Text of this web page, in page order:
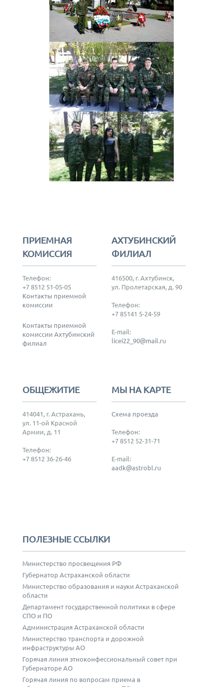
ПРИЕМНАЯ
КОМИССИЯ
Телефон:
+7 8512 51-05-05
Контакты приемной
комиссии
Контакты приемной
комиссии Ахтубинский
филиал
АХТУБИНСКИЙ
ФИЛИАЛ
416500, г. Ахтубинск,
ул. Пролетарская, д. 90
Телефон:
+7 85141 5-24-59
E-mail:
licei22_90@mail.ru
ОБЩЕЖИТИЕ
414041, г. Астрахань,
ул. 11-ой Красной
Армии, д. 11
Телефон:
+7 8512 36-26-46
МЫ НА КАРТЕ
Схема проезда
Телефон:
+7 8512 52-31-71
E-mail:
aadk@astrobl.ru
ПОЛЕЗНЫЕ ССЫЛКИ
Министерство просвещения РФ
Губернатор Астраханской области
Министерство образования и науки Астраханской
области
Департамент государственной политики в сфере
СПО и ПО
Администрация Астраханской области
Министерство транспорта и дорожной
инфраструктуры АО
Горячая линия этноконфессиональный совет при
Губернаторе АО
Горячая линия по вопросам приема в